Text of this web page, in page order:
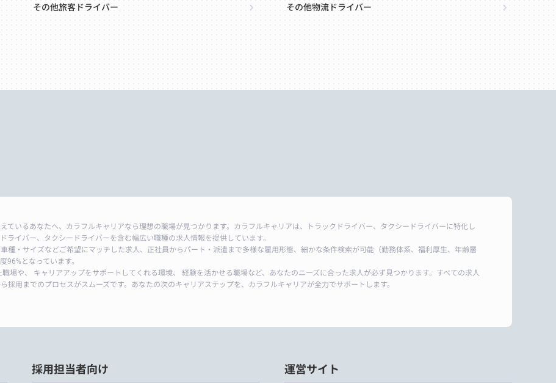
その他旅客ドライバー その他物流ドライバー
ているあなたへ、カラフルキャリアなら理想の職場が見つかります。カラフルキャリアは、トラックドライバー、タクシードライバーに特化し
イバー、タクシードライバーを含む幅広い職種の求人情報を提供しています。
種・サイズなどご希望にマッチした求人、正社員からパート・派遣まで多様な雇用形態、細かな条件検索が可能（勤務体系、福利厚生、年齢層
96%となっています。
場や、 キャリアアップをサポートしてくれる環境、 経験を活かせる職場など、あなたのニーズに合った求人が必ず見つかります。すべての求人
採用までのプロセスがスムーズです。あなたの次のキャリアステップを、カラフルキャリアが全力でサポートします。
採用担当者向け 運営サイト